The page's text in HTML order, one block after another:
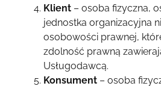
Klient – osoba fizyczna,
jednostka organizacyjna
osobowości prawnej,
zdolność prawną
Usługodawcą.
Konsument – osoba